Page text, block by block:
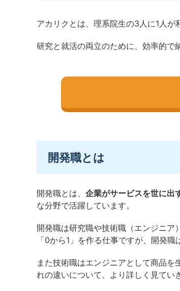
アカリクとは、理系院生の3人に1人が
研究と就活の両立のために、効率的で
開発職とは
開発職とは、 企業がサービスを世に出
な分野で活躍しています。
開発職は研究職や技術職（エンジニ
「0から1」を作る仕事ですが、開発職
また技術職はエンジニアとして商品
れの違いについて、より詳しく見てい